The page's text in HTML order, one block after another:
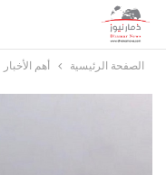
الصفحة الرئيسية أهم الأخبار